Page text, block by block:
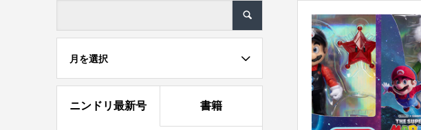
月を選択
ニンドリ最新号 書籍